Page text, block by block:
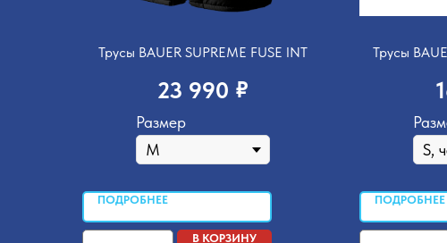
Трусы BAUER SUPREME FUSE INT
23 990 ₽
Размер
ПОДРОБНЕЕ
В КОРЗИНУ
Трусы
ПОДРОБНЕЕ